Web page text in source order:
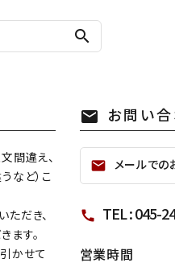
search
間違え、
など）こ
だき、
ます。
かせて
mail お問い
mail メールでの
call TEL : 045-
営業時間